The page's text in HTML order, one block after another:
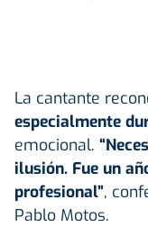
La cantante
especialmente
emocional.
ilusión. Fue un
profesional”,
Pablo Motos.